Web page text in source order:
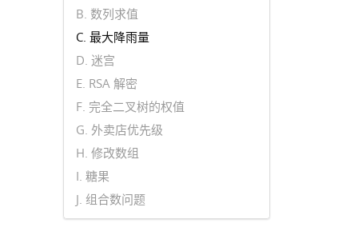
B. 数列求值
C. 最大降雨量
D. 迷宫
E. RSA 解密
F. 完全二叉树的权值
G. 外卖店优先级
H. 修改数组
I. 糖果
J. 组合数问题